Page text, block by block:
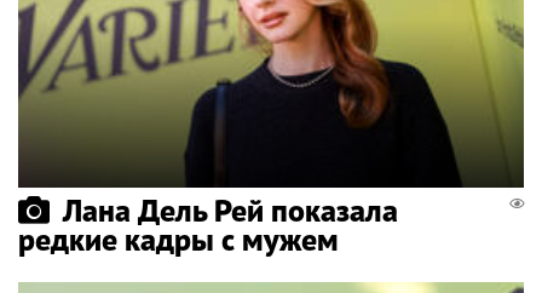
Лана Дель Рей показала
редкие кадры с мужем